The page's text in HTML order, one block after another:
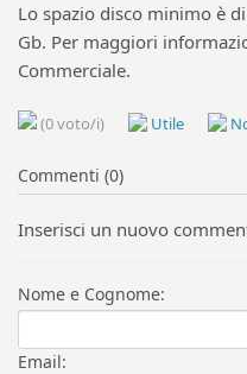
Lo spazio disco minimo è
Gb. Per maggiori
Commerciale.
(0 voto/i) Utile
Commenti (0)
Inserisci un nuovo
Nome e Cognome:
Email: